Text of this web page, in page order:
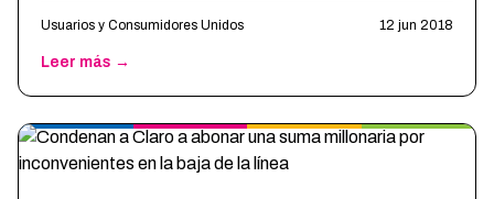
Usuarios y Consumidores Unidos 12 jun 2018
Leer más →